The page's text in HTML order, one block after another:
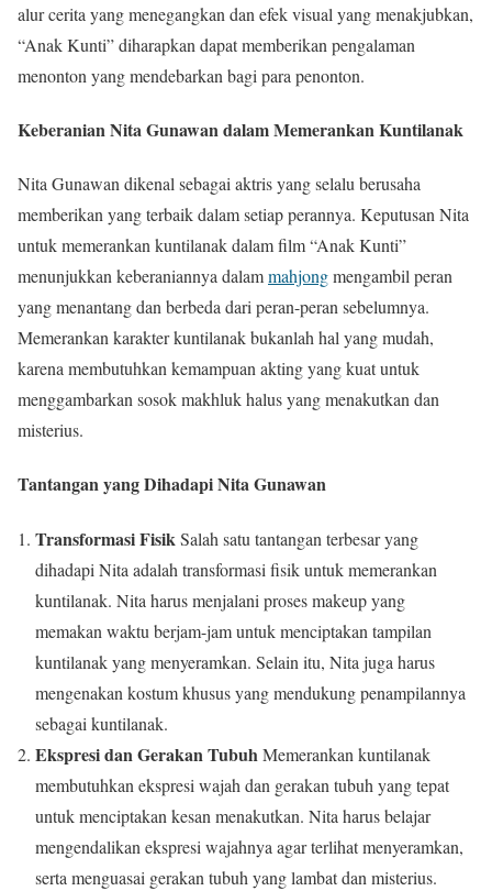
alur cerita yang menegangkan dan efek visual yang menakjubkan,
“Anak Kunti” diharapkan dapat memberikan pengalaman
menonton yang mendebarkan bagi para penonton.
Keberanian Nita Gunawan dalam Memerankan Kuntilanak
Nita Gunawan dikenal sebagai aktris yang selalu berusaha
memberikan yang terbaik dalam setiap perannya. Keputusan Nita
untuk memerankan kuntilanak dalam film “Anak Kunti”
menunjukkan keberaniannya dalammahjongmengambil peran
yang menantang dan berbeda dari peran-peran sebelumnya.
Memerankan karakter kuntilanak bukanlah hal yang mudah,
karena membutuhkan kemampuan akting yang kuat untuk
menggambarkan sosok makhluk halus yang menakutkan dan
misterius.
Tantangan yang Dihadapi Nita Gunawan
Transformasi Fisik Salah satu tantangan terbesar yang
dihadapi Nita adalah transformasi fisik untuk memerankan
kuntilanak. Nita harus menjalani proses makeup yang
memakan waktu berjam-jam untuk menciptakan tampilan
kuntilanak yang menyeramkan. Selain itu, Nita juga harus
mengenakan kostum khusus yang mendukung penampilannya
sebagai kuntilanak.
Ekspresi dan Gerakan Tubuh Memerankan kuntilanak
membutuhkan ekspresi wajah dan gerakan tubuh yang tepat
untuk menciptakan kesan menakutkan. Nita harus belajar
mengendalikan ekspresi wajahnya agar terlihat menyeramkan,
serta menguasai gerakan tubuh yang lambat dan misterius.